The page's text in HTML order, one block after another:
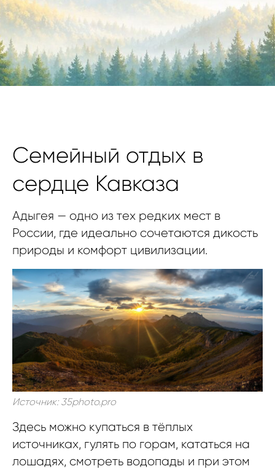
Семейный отдых в
сердце Кавказа
Адыгея — одно из тех редких мест в
России, где идеально сочетаются дикость
природы и комфорт цивилизации.
Источник: 35photo.pro
Здесь можно купаться в тёплых
источниках, гулять по горам, кататься на
лошадях, смотреть водопады и при этом